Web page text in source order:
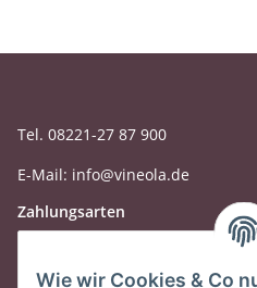
Tel. 08221-27 87 900
E-Mail: info@vineola.de
Zahlungsarten
Wie wir Cookies & Co